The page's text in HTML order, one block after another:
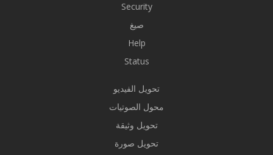
Security
صيغ
Help
Status
تحويل الفيديو
محول الصوتيات
تحويل وثيقة
تحويل صورة